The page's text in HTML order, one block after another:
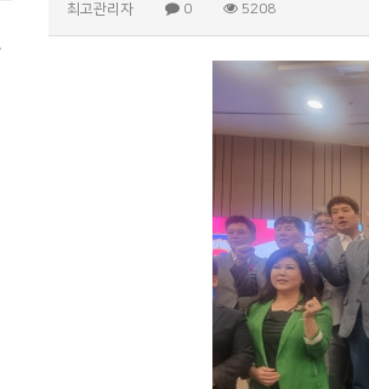
최고관리자 0 5208